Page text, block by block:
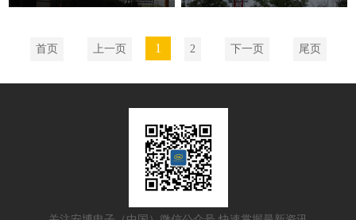
首页 上一页 1 2 下一页 尾页